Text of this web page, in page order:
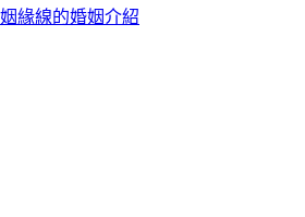
緣線的婚姻介紹